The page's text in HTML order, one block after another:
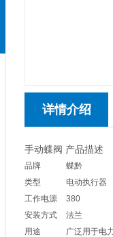
详情介绍
手动蝶阀 产品描述
品牌
蝶黔
类型
电动执行器
工作电源
380
安装方式
法兰
用途
广泛用于电